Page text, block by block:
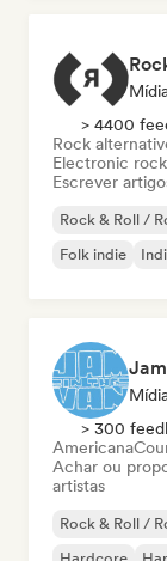
> 4400
Rock
Electronic rock
Escrever
Rock & Roll /
Folk indie
> 300
Americana
Achar ou
artistas
Rock & Roll /